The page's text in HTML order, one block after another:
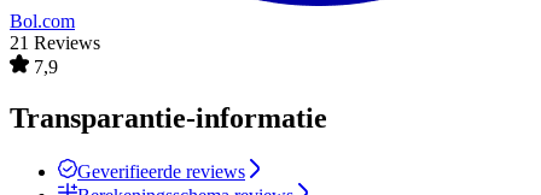
Bol.com
21 Reviews
7,9
Transparantie-informatie
Geverifieerde reviews